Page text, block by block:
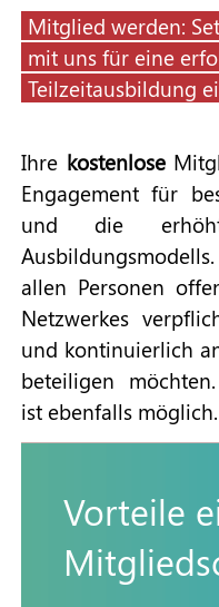
Mitglied werden:
mit uns für eine
Teilzeitausbildung
Ihre kostenlose
Engagement für
und die
allen Personen
Netzwerkes
und kontinuierlich
beteiligen
ist ebenfalls möglich.
Vorteile